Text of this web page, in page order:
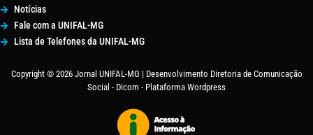
Notícias
Fale com a UNIFAL-MG
Lista de Telefones da UNIFAL-MG
Copyright © 2026 Jornal UNIFAL-MG | Desenvolvimento Diretoria de Comunicação
Social - Dicom - Plataforma Wordpress